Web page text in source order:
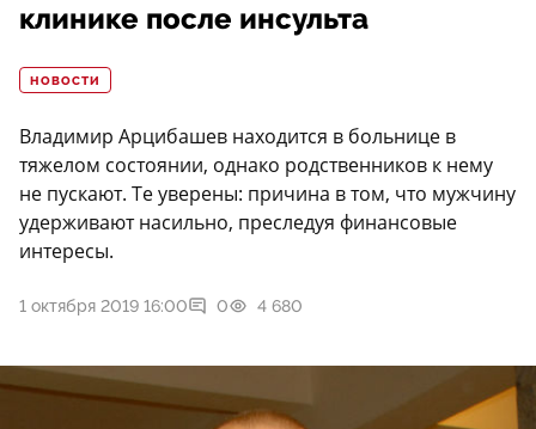
клинике после инсульта
НОВОСТИ
Владимир Арцибашев находится в больнице в
тяжелом состоянии, однако родственников к нему
не пускают. Те уверены: причина в том, что мужчину
удерживают насильно, преследуя финансовые
интересы.
1 октября 2019 16:00 0 4 680